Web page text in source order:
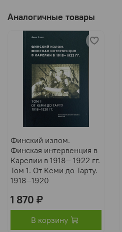
Аналогичные товары
Финский излом.
Финская интервенция в
Карелии в 1918— 1922 гг.
Том 1. От Кеми до Тарту.
1918—1920
1 870 ₽
В корзину